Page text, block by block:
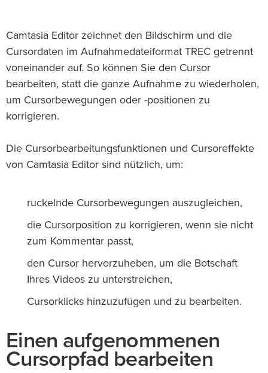
Camtasia Editor zeichnet den Bildschirm und die
Cursordaten im Aufnahmedateiformat TREC getrennt
voneinander auf. So können Sie den Cursor
bearbeiten, statt die ganze Aufnahme zu wiederholen,
um Cursorbewegungen oder -positionen zu
korrigieren.
Die Cursorbearbeitungsfunktionen und Cursoreffekte
von Camtasia Editor sind nützlich, um:
ruckelnde Cursorbewegungen auszugleichen,
die Cursorposition zu korrigieren, wenn sie nicht
zum Kommentar passt,
den Cursor hervorzuheben, um die Botschaft
Ihres Videos zu unterstreichen,
Cursorklicks hinzuzufügen und zu bearbeiten.
Einen aufgenommenen
Cursorpfad bearbeiten